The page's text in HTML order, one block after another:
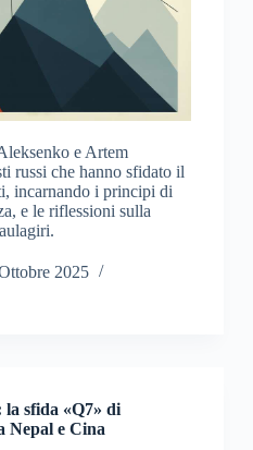
e Artem
russi che hanno sfidato il
incarnando i principi di
e le riflessioni sulla
2025
sfida «Q7» di
Nepal e Cina